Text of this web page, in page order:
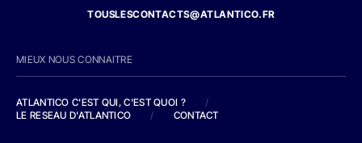
TOUSLESCONTACTS@ATLANTICO.FR
MIEUX NOUS CONNAITRE
ATLANTICO C'EST QUI, C'EST QUOI ?
/
LE RESEAU D'ATLANTICO
/ CONTACT